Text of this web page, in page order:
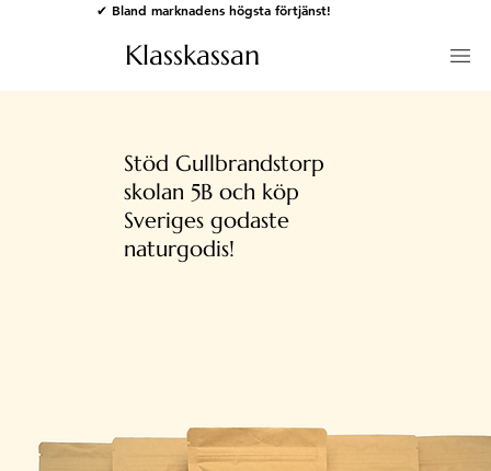
✔ Bland marknadens högsta förtjänst!
Klasskassan
Stöd Gullbrandstorp
skolan 5B och köp
Sveriges godaste
naturgodis!